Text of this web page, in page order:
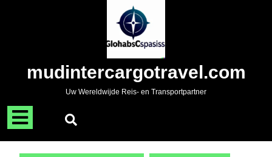
mudintercargotravel.com
Uw Wereldwijde Reis- en Transportpartner
Menu
openen